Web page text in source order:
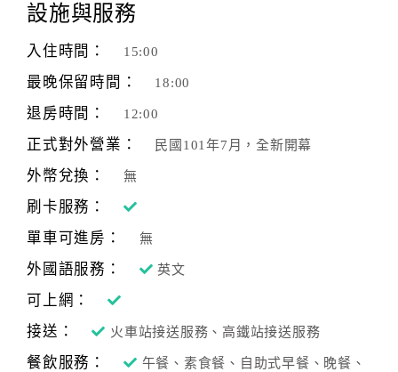
旅
計
劃
商
宣
傳
設施與服務
入住時間： 15:00
最晚保留時間： 18:00
退房時間： 12:00
正式對外營業： 民國101年7月，全新開幕
外幣兌換： 無
刷卡服務：
單車可進房：
無
外國語服務： 英文
可上網：
接送：
火車站接送服務、高鐵站接送服務
餐飲服務：
午餐、素食餐、自助式早餐、晚餐、